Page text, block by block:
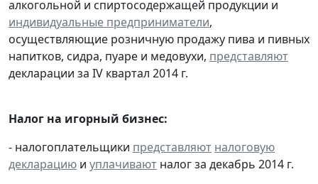
алкогольной и спиртосодержащей продукции и
индивидуальные предприниматели,
осуществляющие розничную продажу пива и пивных
напитков, сидра, пуаре и медовухи, представляют
декларации за IV квартал 2014 г.
Налог на игорный бизнес:
- налогоплательщики представляют налоговую
декларацию и уплачивают налог за декабрь 2014 г.